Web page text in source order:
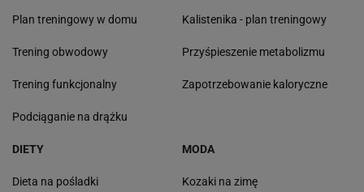
Plan treningowy w domu
Trening obwodowy
Trening funkcjonalny
Podciąganie na drążku
Kalistenika - plan treningowy
Przyśpieszenie metabolizmu
Zapotrzebowanie kaloryczne
DIETY
Dieta na pośladki
MODA
Kozaki na zimę